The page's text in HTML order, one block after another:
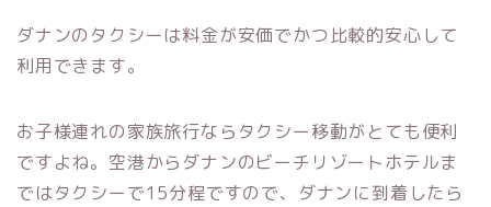
ダナンのタクシーは料金が安価でかつ比較的安心して
利用できます。
お子様連れの家族旅行ならタクシー移動がとても便利
ですよね。空港からダナンのビーチリゾートホテルま
ではタクシーで15分程ですので、ダナンに到着したら